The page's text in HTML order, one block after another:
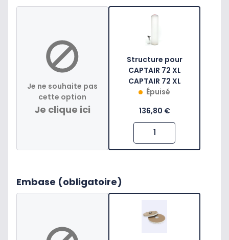
Je ne souhaite pas
cette option
Je clique ici
Structure pour
CAPTAIR 72 XL
CAPTAIR 72 XL
Épuisé
136,80 €
Embase (obligatoire)